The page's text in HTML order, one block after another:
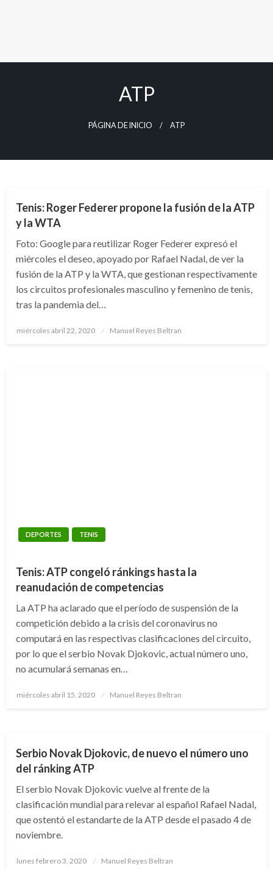
ATP
PÁGINA DE INICIO ATP
Tenis: Roger Federer propone la fusión de la ATP
y la WTA
Foto: Google para reutilizar Roger Federer expresó el
miércoles el deseo, apoyado por Rafael Nadal, de ver la
fusión de la ATP y la WTA, que gestionan respectivamente
los circuitos profesionales masculino y femenino de tenis,
tras la pandemia del…
Publicado
miércoles abril 22, 2020 Manuel Reyes Beltran
DEPORTES TENIS
Tenis: ATP congeló ránkings hasta la
reanudación de competencias
La ATP ha aclarado que el período de suspensión de la
competición debido a la crisis del coronavirus no
computará en las respectivas clasificaciones del circuito,
por lo que el serbio Novak Djokovic, actual número uno,
no acumulará semanas en…
Publicado
miércoles abril 15, 2020 Manuel Reyes Beltran
Serbio Novak Djokovic, de nuevo el número uno
del ránking ATP
El serbio Novak Djokovic vuelve al frente de la
clasificación mundial para relevar al español Rafael Nadal,
que ostentó el estandarte de la ATP desde el pasado 4 de
noviembre.
Publicado
lunes febrero 3, 2020 Manuel Reyes Beltran